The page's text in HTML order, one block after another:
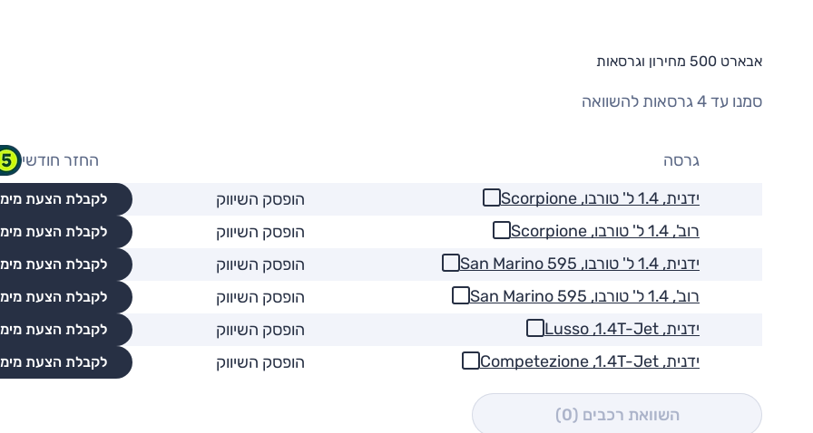
אבארט 500 מחירון וגרסאות
סמנו עד 4 גרסאות להשוואה
גרסה
החזר חודשי
ידנית, 1.4 ל' טורבו, Scorpione
הופסק השיווק לקבלת הצעת
רוב', 1.4 ל' טורבו, Scorpione הופסק השיווק לקבלת הצעת
ידנית, 1.4 ל' טורבו, San Marino 595 הופסק השיווק לקבלת הצעת
רוב', 1.4 ל' טורבו, San Marino 595 הופסק השיווק לקבלת הצעת
ידנית, Lusso ,1.4T-Jet הופסק השיווק לקבלת הצעת
ידנית, Competezione ,1.4T-Jet הופסק השיווק לקבלת הצעת
השוואת רכבים (0)